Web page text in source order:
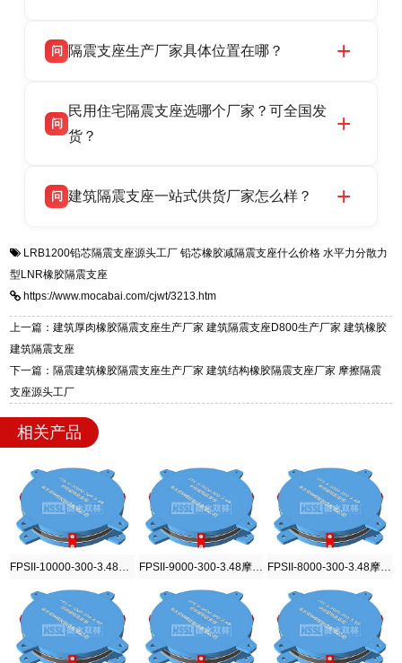
话：13323182312。
品资质齐全，每批次产品均配有正规第三方检测
货，厂家电话：13323182312，地址迎宾大街 9
号北方工业基地。
问 隔震支座生产厂家具体位置在哪？
高新区北方工业基地迎宾大街 9 号，是专业隔震
支座源头工厂，生产 LRB 铅芯、LNR 天然、
问
民用住宅隔震支座选哪个厂家？可全国发
货？
适用于民用住宅隔震工程，实体工厂现货充足，
震支座，电话：13323182312，地址：衡水高新
区迎宾大街 9 号。
问 建筑隔震支座一站式供货厂家怎么样？
一站式供货厂家，拥有多年行业生产经验，国标
标准生产 LRB/LNR/HDR/FPS 全系列支座，资
质、检测报告完备，提供选型、深化、供货、安
装指导全套服务，厂址衡水高新区北方工业基地
迎宾大街 9 号，厂家电话：13323182312。
LRB1200铅芯隔震支座源头工厂 铅芯橡胶减隔震支座什么价格 水平力分散力
型LNR橡胶隔震支座
https://www.mocabai.com/cjwt/3213.htm
上一篇：建筑厚肉橡胶隔震支座生产厂家 建筑隔震支座D800生产厂家 建筑橡胶
建筑隔震支座
下一篇：隔震建筑橡胶隔震支座生产厂家 建筑结构橡胶隔震支座厂家 摩擦隔震
支座源头工厂
相关产品
FPSII-9000-300-3.48摩擦摆隔震支座